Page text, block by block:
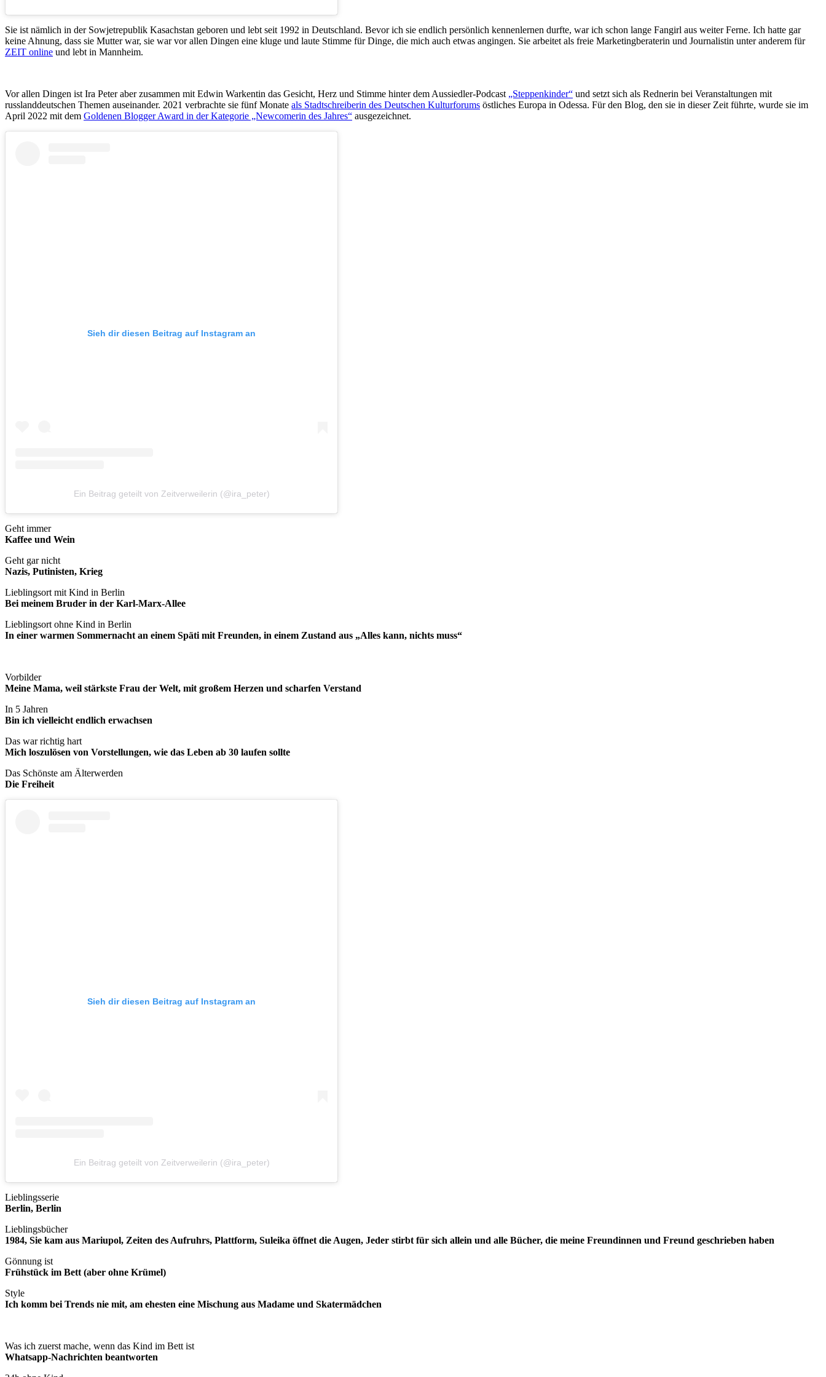
Sie ist nämlich in der Sowjetrepublik Kasachstan geboren und lebt seit 1992 in Deutschland. Bevor ich sie endlich persönlich kennenlernen durfte, war ich schon lange Fangirl aus weiter Ferne. Ich hatte gar
keine Ahnung, dass sie Mutter war, sie war vor allen Dingen eine kluge und laute Stimme für Dinge, die mich auch etwas angingen. Sie arbeitet als freie Marketingberaterin und Journalistin unter anderem für
ZEIT online und lebt in Mannheim.
Vor allen Dingen ist Ira Peter aber zusammen mit Edwin Warkentin das Gesicht, Herz und Stimme hinter dem Aussiedler-Podcast „Steppenkinder“ und setzt sich als Rednerin bei Veranstaltungen mit
russlanddeutschen Themen auseinander. 2021 verbrachte sie fünf Monate als Stadtschreiberin des Deutschen Kulturforums östliches Europa in Odessa. Für den Blog, den sie in dieser Zeit führte, wurde sie im
April 2022 mit dem Goldenen Blogger Award in der Kategorie „Newcomerin des Jahres“ ausgezeichnet.
Sieh dir diesen Beitrag auf Instagram an
Ein Beitrag geteilt von Zeitverweilerin (@ira_peter)
Geht immer
Kaffee und Wein
Geht gar nicht
Nazis, Putinisten, Krieg
Lieblingsort mit Kind in Berlin
Bei meinem Bruder in der Karl-Marx-Allee
Lieblingsort ohne Kind in Berlin
In einer warmen Sommernacht an einem Späti mit Freunden, in einem Zustand aus „Alles kann, nichts muss“
Vorbilder
Meine Mama, weil stärkste Frau der Welt, mit großem Herzen und scharfen Verstand
In 5 Jahren
Bin ich vielleicht endlich erwachsen
Das war richtig hart
Mich loszulösen von Vorstellungen, wie das Leben ab 30 laufen sollte
Das Schönste am Älterwerden
Die Freiheit
Sieh dir diesen Beitrag auf Instagram an
Ein Beitrag geteilt von Zeitverweilerin (@ira_peter)
Lieblingsserie
Berlin, Berlin
Lieblingsbücher
1984, Sie kam aus Mariupol, Zeiten des Aufruhrs, Plattform, Suleika öffnet die Augen, Jeder stirbt für sich allein und alle Bücher, die meine Freundinnen und Freund geschrieben haben
Gönnung ist
Frühstück im Bett (aber ohne Krümel)
Style
Ich komm bei Trends nie mit, am ehesten eine Mischung aus Madame und Skatermädchen
Was ich zuerst mache, wenn das Kind im Bett ist
Whatsapp-Nachrichten beantworten